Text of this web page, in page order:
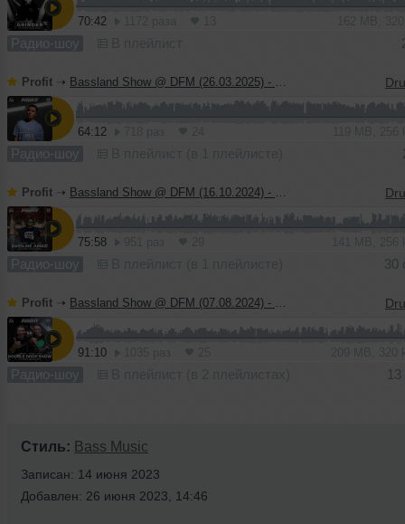
70:42
Радио-шоу
Profit ➝ Bassland Show @ DFM (26.03.2025) - Guest mix DC2
64:12
Радио-шоу
Profit ➝ Bassland Show @ DFM (16.10.2024) - Guest mix Bassline Junkie
75:58
Радио-шоу 30
Profit ➝ Bassland Show @ DFM (07.08.2024) - Guest mix Double Drop Show
91:10
Радио-шоу 13
Стиль: Bass Music
Записан: 14 июня 2023
Добавлен: 26 июня 2023, 14:46